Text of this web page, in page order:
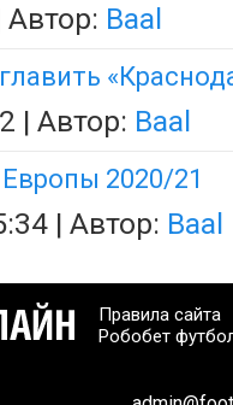
Baal
| Автор: Baal
2020/21
| Автор: Baal
Правила сайта
Робобет